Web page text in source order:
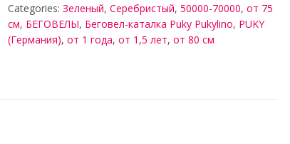
Categories: Зеленый, Серебристый, 50000-70000, от 75
см, БЕГОВЕЛЫ, Беговел-каталка Puky Pukylino, PUKY
(Германия), от 1 года, от 1,5 лет, от 80 см